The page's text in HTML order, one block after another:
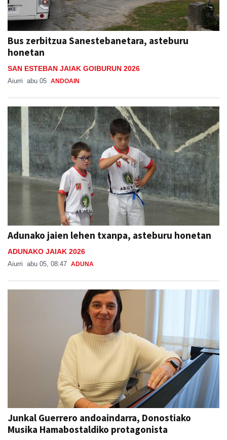
Bus zerbitzua Sanestebanetara, asteburu
honetan
SAN ESTEBAN JAIAK GOIBURUN 2026
Aiurri abu 05 ANDOAIN
Adunako jaien lehen txanpa, asteburu honetan
ADUNAKO JAIAK 2026
Aiurri abu 05, 08:47 ADUNA
Junkal Guerrero andoaindarra, Donostiako
Musika Hamabostaldiko protagonista